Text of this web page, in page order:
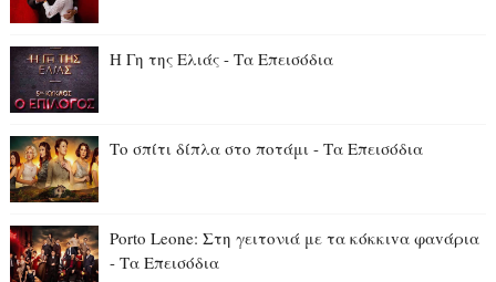
Η Γη της Ελιάς - Τα Επεισόδια
Το σπίτι δίπλα στο ποτάμι - Τα Επεισόδια
Porto Leone: Στη γειτονιά με τα κόκκιvα φαvάρια
- Τα Επεισόδια